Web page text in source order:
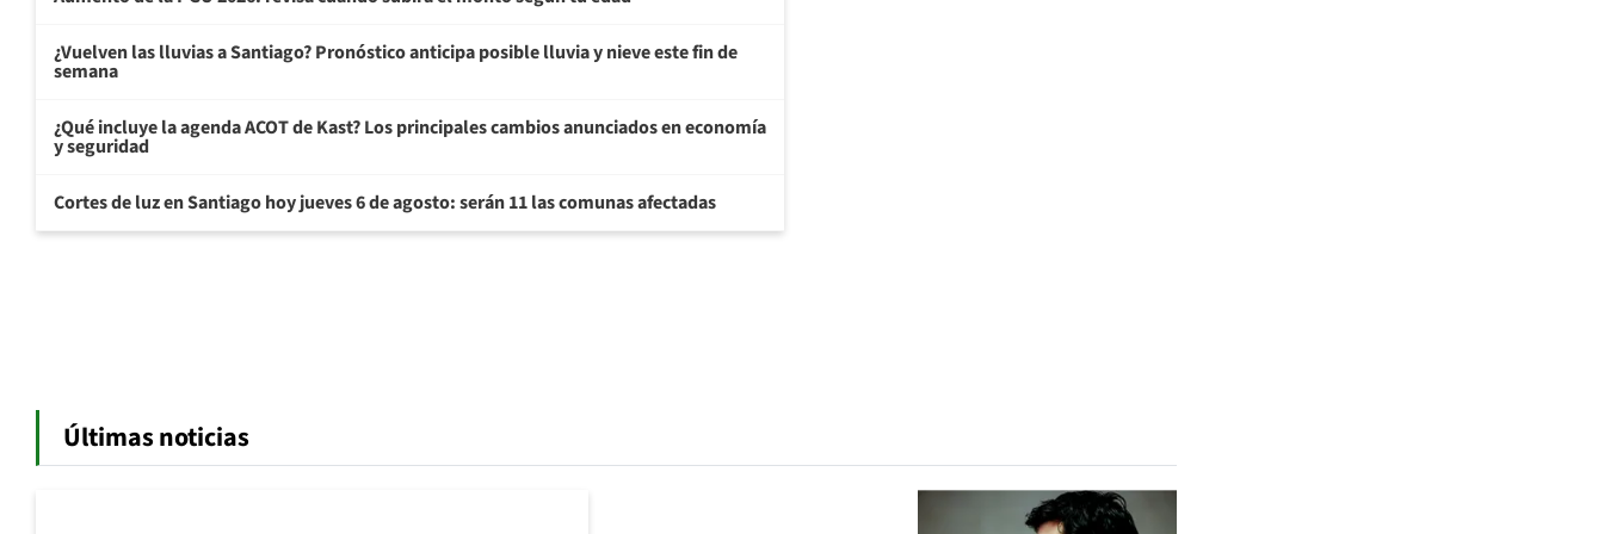
¿Vuelven las lluvias a Santiago? Pronóstico anticipa posible lluvia y nieve este fin de
semana
¿Qué incluye la agenda ACOT de Kast? Los principales cambios anunciados en economía
y seguridad
Cortes de luz en Santiago hoy jueves 6 de agosto: serán 11 las comunas afectadas
Últimas noticias